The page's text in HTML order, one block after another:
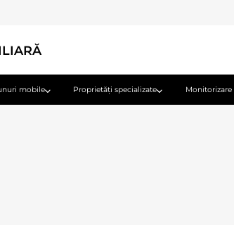
mobile Proprietăți specializate Monitorizare